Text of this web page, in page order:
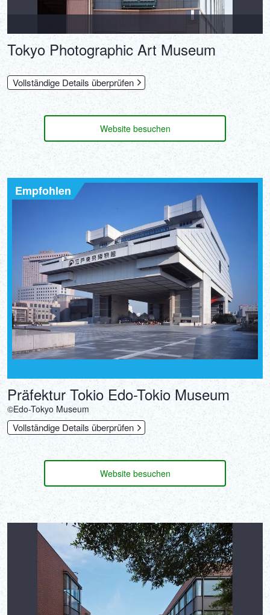
Tokyo Photographic Art Museum
Vollständige Details überprüfen
Website besuchen
Empfohlen
Präfektur Tokio Edo-Tokio Museum
©Edo-Tokyo Museum
Vollständige Details überprüfen
Website besuchen